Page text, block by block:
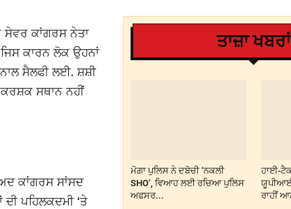
ਸੇਵਰ ਕਾਂਗਰਸ ਨੇਤਾ
ਕਾਰਨ ਲੋਕ ਉਹਨਾਂ
ਸੈਲਫੀ ਲਈ. ਸ਼ਸ਼ੀ
ਸਥਾਨ ਨਹੀਂ
ਕਾਂਗਰਸ ਸਾਂਸਦ
ਪਹਿਲਕਦਮੀ ‘ਤੇ
ਤਾਜ਼ਾ ਖਬਰਾਂ
ਮੋਗਾ ਪੁਲਿਸ ਨੇ ਦਬੋਚੀ ‘ਨਕਲੀ
SHO’, ਵਿਆਹ ਲਈ ਰਚਿਆ ਪੁਲਿਸ
ਅਫਸਰ...
ਹਾਈ-ਟੈਕ
ਰਾਹੀਂ